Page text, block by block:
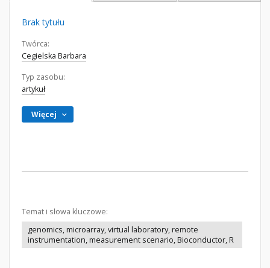
Brak tytułu
Twórca:
Cegielska Barbara
Typ zasobu:
artykuł
Więcej
Temat i słowa kluczowe:
genomics, microarray, virtual laboratory, remote
instrumentation, measurement scenario, Bioconductor, R